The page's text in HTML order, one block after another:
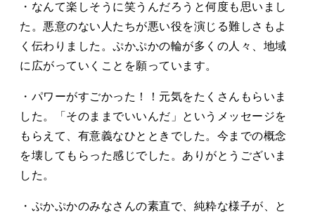
・なんて楽しそうに笑うんだろうと何度も思いまし
た。悪意のない人たちが悪い役を演じる難しさもよ
く伝わりました。ぷかぷかの輪が多くの人々、地域
に広がっていくことを願っています。
・パワーがすごかった！！元気をたくさんもらいま
した。「そのままでいいんだ」というメッセージを
もらえて、有意義なひとときでした。今までの概念
を壊してもらった感じでした。ありがとうございま
した。
・ぷかぷかのみなさんの素直で、純粋な様子が、と